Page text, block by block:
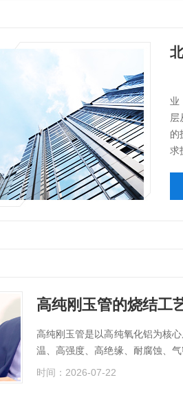
业
层
的
求
高纯刚玉管的烧结工
高纯刚玉管是以高纯氧化铝为核
温、高强度、高绝缘、耐腐蚀、
工业热处理、精密仪器、化工反
时间：2026-07-22